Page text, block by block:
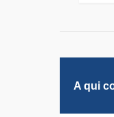
A qui